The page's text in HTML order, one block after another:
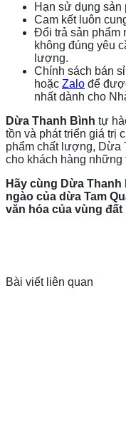
Hạn sử dụng sản
Cam kết luôn
Đổi trả sản phẩm
không đúng yêu
lượng.
Chính sách bán
hoặc Zalo để
nhất dành cho
Dừa Thanh Bình tự
tồn và phát triển giá trị
phẩm chất lượng, Dừa
cho khách hàng những
Hãy cùng Dừa
ngào của dừa Tam
văn hóa của vùng
Bài viết liên quan